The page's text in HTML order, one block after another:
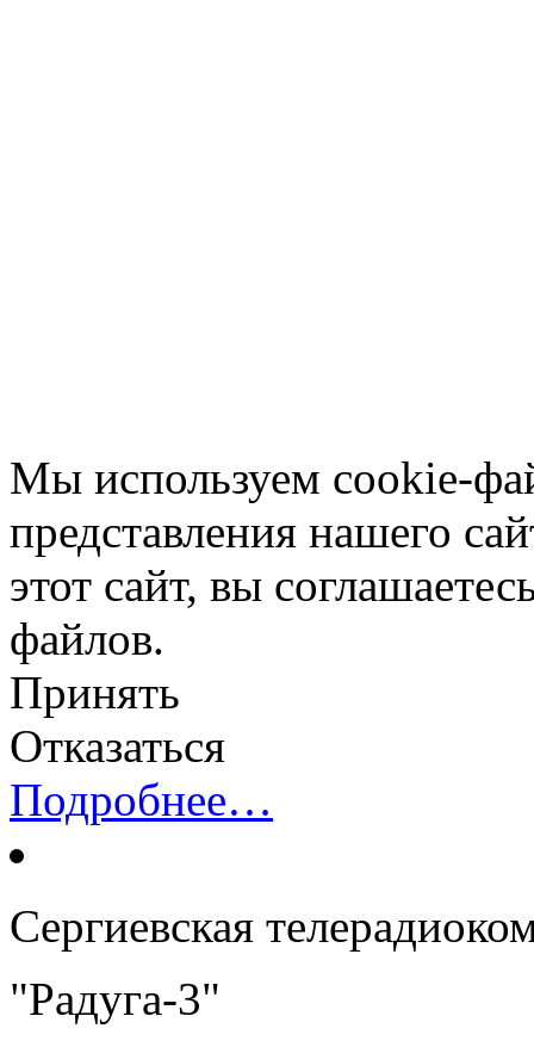
Мы используем cookie-
представления нашего
этот сайт, вы
файлов.
Принять
Отказаться
Подробнее…
Сергиевская
"Радуга-3"